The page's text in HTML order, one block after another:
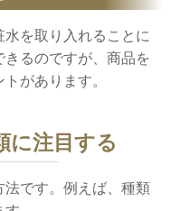
を取り入れることに
るのですが、商品を
があります。
に注目する
です。例えば、種類